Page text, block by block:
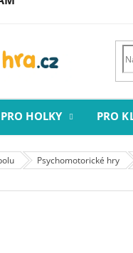
PRO HOLKY PRO
Psychomotorické hry